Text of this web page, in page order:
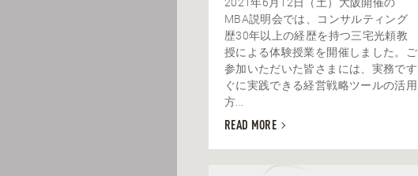
2021年6月12日（土）大阪開催の
MBA説明会では、コンサルティング
歴30年以上の経歴を持つ三宅光頼教
授による体験授業を開催しました。ご
参加いただいた皆さまには、実務です
ぐに実践できる経営戦略ツールの活用
方...
READ MORE